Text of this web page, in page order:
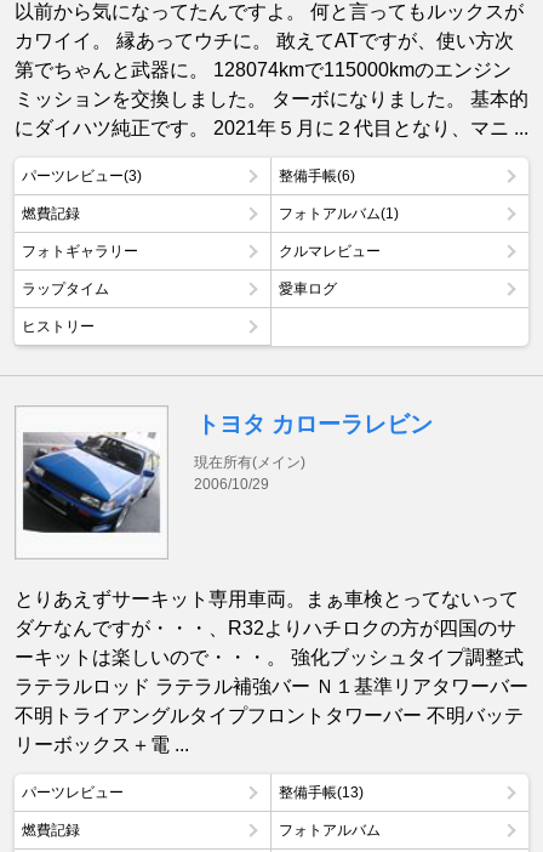
以前から気になってたんですよ。 何と言ってもルックスが
カワイイ。 縁あってウチに。 敢えてATですが、使い方次
第でちゃんと武器に。 128074kmで115000kmのエンジン
ミッションを交換しました。 ターボになりました。 基本的
にダイハツ純正です。 2021年５月に２代目となり、マニ ...
パーツレビュー(3) 整備手帳(6)
燃費記録 フォトアルバム(1)
フォトギャラリー クルマレビュー
ラップタイム 愛車ログ
ヒストリー
トヨタ カローラレビン
現在所有(メイン)
2006/10/29
とりあえずサーキット専用車両。まぁ車検とってないって
ダケなんですが・・・、R32よりハチロクの方が四国のサ
ーキットは楽しいので・・・。 強化ブッシュタイプ調整式
ラテラルロッド ラテラル補強バー Ｎ１基準リアタワーバー
不明トライアングルタイプフロントタワーバー 不明バッテ
リーボックス＋電 ...
パーツレビュー 整備手帳(13)
燃費記録 フォトアルバム